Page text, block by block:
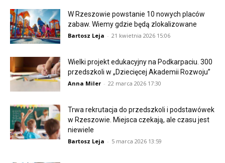
W Rzeszowie powstanie 10 nowych placów
zabaw. Wiemy gdzie będą zlokalizowane
Bartosz Leja - 21 kwietnia 2026 15:06
Wielki projekt edukacyjny na Podkarpaciu. 300
przedszkoli w „Dziecięcej Akademii Rozwoju”
Anna Miler - 22 marca 2026 17:30
Trwa rekrutacja do przedszkoli i podstawówek
w Rzeszowie. Miejsca czekają, ale czasu jest
niewiele
Bartosz Leja - 5 marca 2026 13:59